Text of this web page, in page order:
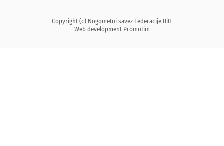
Copyright (c) Nogometni savez Federacije BiH
Web development Promotim